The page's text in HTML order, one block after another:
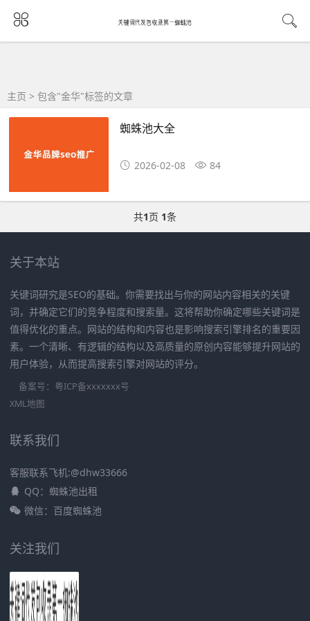
主页 > 包含"金华"标签的文章
蜘蛛池大全
2026-02-08 84
共1页 1条
关于本站
关键词研究是SEO的基础。你需要找出与你的网站内容相关的关键
词，并确定它们的竞争程度和搜索量。这将帮助你确定哪些关键词是
值得优化的重点。网站的结构和内容也是影响搜索引擎排名的重要因
素。一个清晰、有逻辑的结构以及高质量的原创内容能够提升网站的
用户体验，从而提高搜索引擎对网站的评分。
备案号： 粤ICP备xxxxxxx号
XML地图
联系我们
客服联系飞机:@dhw33666
QQ：蜘蛛池出租
微信：百度蜘蛛池
关注我们